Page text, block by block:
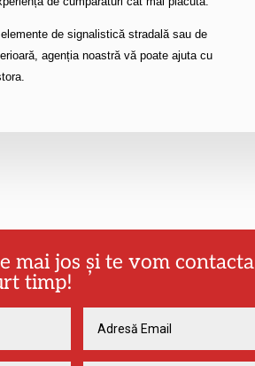
de signalistică stradală sau de
agenția noastră vă poate ajuta cu
mai jos și te vom contacta
timp!